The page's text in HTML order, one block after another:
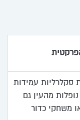
סקלרליות עמידות
מהעין גם
משחקי כדור